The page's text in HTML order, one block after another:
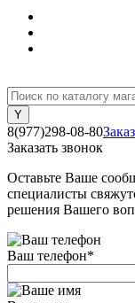
8(977)298-08-80
Заказать звонок
Оставьте Ваше
специалисты
решения Вашего
Ваш телефон*